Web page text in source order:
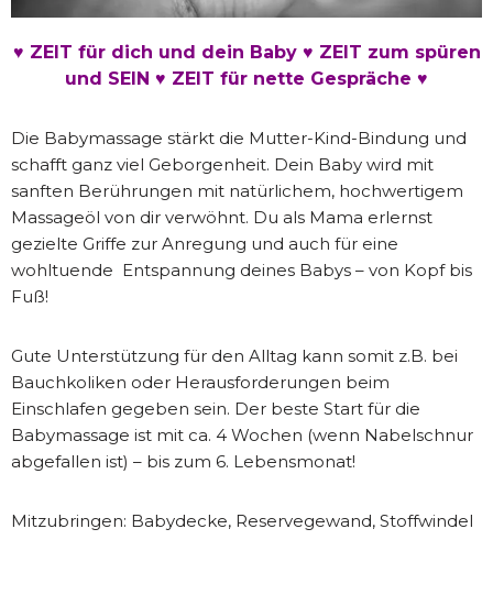
♥ ZEIT für dich und dein Baby ♥ ZEIT zum spüren
und SEIN ♥ ZEIT für nette Gespräche ♥
Die Babymassage stärkt die Mutter-Kind-Bindung und
schafft ganz viel Geborgenheit. Dein Baby wird mit
sanften Berührungen mit natürlichem, hochwertigem
Massageöl von dir verwöhnt. Du als Mama erlernst
gezielte Griffe zur Anregung und auch für eine
wohltuende Entspannung deines Babys – von Kopf bis
Fuß!
Gute Unterstützung für den Alltag kann somit z.B. bei
Bauchkoliken oder Herausforderungen beim
Einschlafen gegeben sein. Der beste Start für die
Babymassage ist mit ca. 4 Wochen (wenn Nabelschnur
abgefallen ist) – bis zum 6. Lebensmonat!
Mitzubringen: Babydecke, Reservegewand, Stoffwindel